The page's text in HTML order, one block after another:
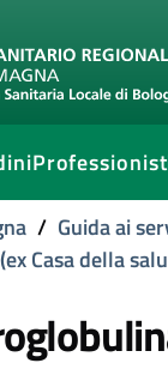
/ Guida ai
Casa della